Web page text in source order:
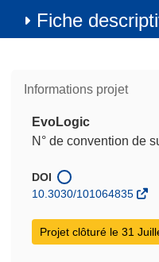
Fiche
Informations projet
EvoLogic
N° de convention de
DOI
10.3030/101064835
Projet clôturé le 31